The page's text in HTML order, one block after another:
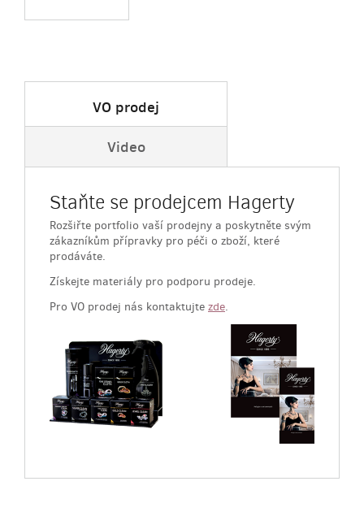
VO prodej
Video
Staňte se prodejcem Hagerty
Rozšiřte portfolio vaší prodejny a poskytněte svým
zákazníkům přípravky pro péči o zboží, které
prodáváte.
Získejte materiály pro podporu prodeje.
Pro VO prodej nás kontaktujte zde.